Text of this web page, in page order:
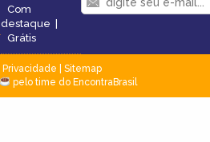
Com
destaque
Grátis
Privacidade
Sitemap
pelo time do EncontraBrasil